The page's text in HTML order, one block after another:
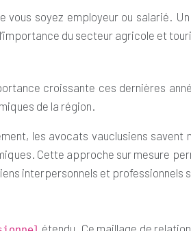
soyez employeur ou salarié.
du secteur agricole et
croissante ces dernières
de la région.
les avocats vauclusiens
Cette approche sur mesure
interpersonnels et professionnels
étendu. Ce maillage de